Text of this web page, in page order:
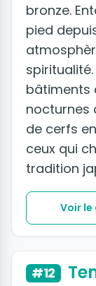
bronze.
pied
bâtiments
nocturnes
de cerfs
ceux qui
tradition
Voir le
#12